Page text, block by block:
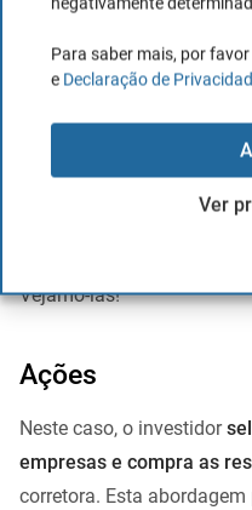
Para saber mais, por
e Declaração de
Ver
individuais pelo investidor.
Isto deve-se ao facto de a
dividendos ter séculos de
forma de investir,
Vejamo-las!
Ações
Neste caso, o investidor
empresas e compra as
corretora. Esta